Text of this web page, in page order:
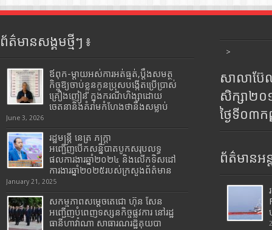
ព័ត៌មានសង្គមថ្មីៗ ៖
ឪពុក-ម្ដាយអស់ការអត់ធ្មត់,ប្ដឹងសមត្ថ
កិច្ចឱ្យចាប់ខ្លួនកូនប្រុសបង្កើតប្រើប្រាស់
គ្រឿងញៀន ក្នុងករណីហិង្សាដោយ
ចេតនានិងគំរាមកំហែងថានឹងសម្លាប់
June 3, 2026
រដ្ឋមន្រ្តី​ នេត្រ​ ភក្ត្រា​
អញ្ជើញបើកសន្និបាតបូកសរុបលទ្ធ
ផលការងារឆ្នាំ២០២៤ និងលើកទិសដៅ
ការងារឆ្នាំ២០២៥របស់​ក្រសួង​ព័ត៌មាន​
January 21, 2025
សកម្មភាពសម្តេចតេជោ ហ៊ុន សែន
អញ្ជើញបំពេញទស្សនកិច្ចផ្លូវការ នៅរដ្ឋ
ធានីហាវ៉ាណា សាធារណរដ្ឋគុយបា
>
សាលាប៊ែ
សិក្សា២
ថ្ងៃទី០៣
ព័ត៌មានអន្